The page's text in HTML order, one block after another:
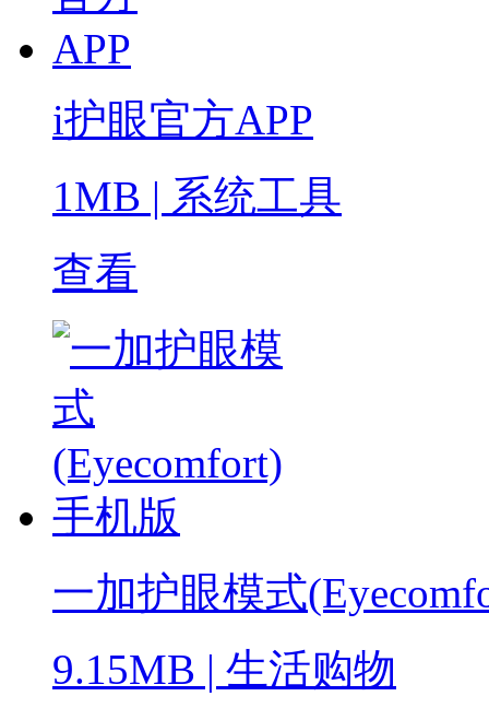
i护眼官方APP
1MB | 系统工具
查看
一加护眼模式
9.15MB | 生活购物